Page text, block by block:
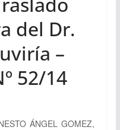
del Dr.
–
52/14
ÁNGEL GOMEZ,